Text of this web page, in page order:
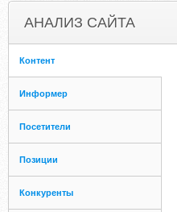
АНАЛИЗ САЙТА
Контент
Информер
Посетители
Позиции
Конкуренты